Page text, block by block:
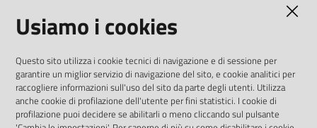
on line
Eventi
Chiedi al
bibliotecario
solo alle condizioni previste dalla direttiva
comunitaria 2003/98/CE e dal d.lgs. 36/2006
SOCIAL
Usiamo i cookies
Questo sito utilizza i cookie tecnici di navigazione e di sessione per
garantire un miglior servizio di navigazione del sito, e cookie analitici per
raccogliere informazioni sull'uso del sito da parte degli utenti. Utilizza
anche cookie di profilazione dell'utente per fini statistici. I cookie di
profilazione puoi decidere se abilitarli o meno cliccando sul pulsante